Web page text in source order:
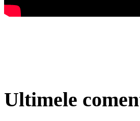
Ultimele